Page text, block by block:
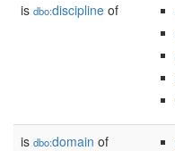
is dbo:discipline of
is dbo:domain of